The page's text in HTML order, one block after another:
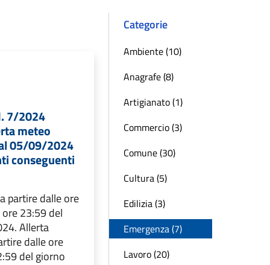
7/2024
meteo
05/09/2024
conseguenti
partire dalle ore
23:59 del
Allerta
dalle ore
del giorno
Categorie
Ambiente (10)
Anagrafe (8)
Artigianato (1)
Commercio (3)
Comune (30)
Cultura (5)
Edilizia (3)
Emergenza (7)
Lavoro (20)